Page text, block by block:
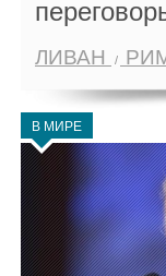
ЛИВАН
В МИРЕ